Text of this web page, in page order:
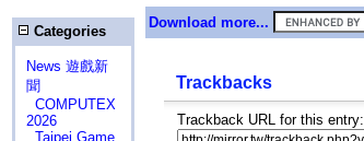
Categories
News 遊戲新
聞
COMPUTEX
2026
Taipei Game
Download more...
Trackbacks
Trackback URL for this entry: